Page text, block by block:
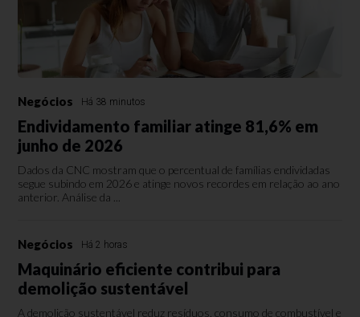
Negócios Há 38 minutos
Endividamento familiar atinge 81,6% em
junho de 2026
Dados da CNC mostram que o percentual de famílias endividadas
segue subindo em 2026 e atinge novos recordes em relação ao ano
anterior. Análise da ...
Negócios Há 2 horas
Maquinário eficiente contribui para
demolição sustentável
A demolição sustentável reduz resíduos, consumo de combustível e